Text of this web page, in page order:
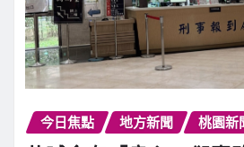
今日焦點 地方新聞 桃園新